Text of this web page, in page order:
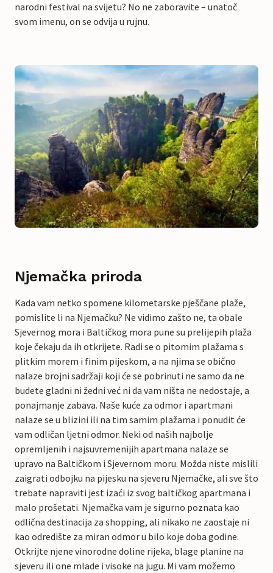
narodni festival na svijetu? No ne zaboravite – unatoč
svom imenu, on se odvija u rujnu.
Njemačka priroda
Kada vam netko spomene kilometarske pješčane plaže,
pomislite li na Njemačku? Ne vidimo zašto ne, ta obale
Sjevernog mora i Baltičkog mora pune su prelijepih plaža
koje čekaju da ih otkrijete. Radi se o pitomim plažama s
plitkim morem i finim pijeskom, a na njima se obično
nalaze brojni sadržaji koji će se pobrinuti ne samo da ne
budete gladni ni žedni već ni da vam ništa ne nedostaje, a
ponajmanje zabava. Naše kuće za odmor i apartmani
nalaze se u blizini ili na tim samim plažama i ponudit će
vam odličan ljetni odmor. Neki od naših najbolje
opremljenih i najsuvremenijih apartmana nalaze se
upravo na Baltičkom i Sjevernom moru. Možda niste mislili
zaigrati odbojku na pijesku na sjeveru Njemačke, ali sve što
trebate napraviti jest izaći iz svog baltičkog apartmana i
malo prošetati. Njemačka vam je sigurno poznata kao
odlična destinacija za shopping, ali nikako ne zaostaje ni
kao odredište za miran odmor u bilo koje doba godine.
Otkrijte njene vinorodne doline rijeka, blage planine na
sjeveru ili one mlade i visoke na jugu. Mi vam možemo